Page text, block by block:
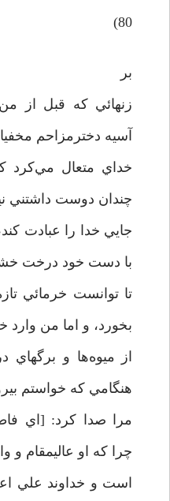
80)
بر
زنهائي که قبل از من
آسيه دخترمزاحم
خداي متعال مي‌کرد
چندان دوست داشتني
جايي خدا را عبادت
با دست خود درخت
تا توانست خرمائي
بخورد، و اما من وارد
از ميوه‌ها و
هنگامي که خواستم
مرا صدا کرد: [اي
چرا که او عاليمقام و
است و خداوند علي